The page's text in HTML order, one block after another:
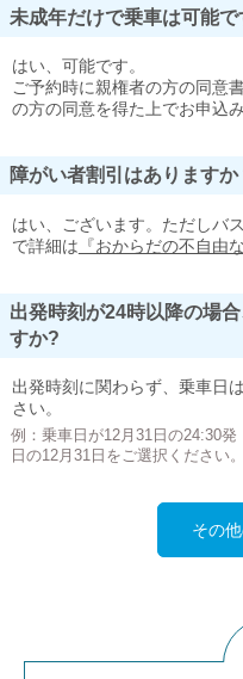
未成年だけで乗車は可能で
はい、可能です。
ご予約時に親権者の方の同意
の方の同意を得た上でお申込み
障がい者割引はありますか
はい、ございます。ただしバ
で詳細は 『おからだの不自由
出発時刻が24時以降の場
すか?
出発時刻に関わらず、乗車日
さい。
例：乗車日が12月31日の24:30
日の12月31日をご選択ください。
その